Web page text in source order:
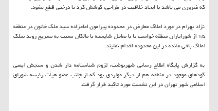
كه ضروری می باشد با ایجاد خلاقیت در طراحی، كوشش كرد تا درختی قطع نشود.
نژاد بهرام در مورد املاك معارض در محدوده پیرامون امامزاده سید ملك خاتون در منطقه
۱۵ از شورایاران منطقه خواست تا با تعامل شایسته با مالكان نسبت به تسریع روند تملك
املاك باقی مانده در این محدوده اقدام نمایند.
به گزارش پایگاه اطلاع رسانی شهرنوشت، لزوم شناسنامه دار شدن و سنجش ایمنی
گودهای موجود در منطقه هم از دیگر مواردی بود كه از جانب عضو هیأت رئیسه شورای
اسلامی شهر تهران در این نشست مورد تاكید قرار گرفت.